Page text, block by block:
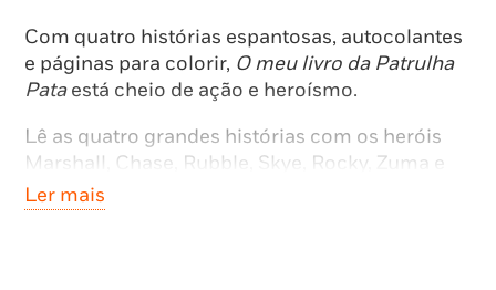
Com quatro histórias espantosas, autocolantes
e páginas para colorir, O meu livro da Patrulha
Pataestá cheio de ação e heroísmo.
Lê as quatro grandes histórias com os heróis
Marshall, Chase, Rubble, Skye, Rocky, Zuma e
Everest.
Ler mais